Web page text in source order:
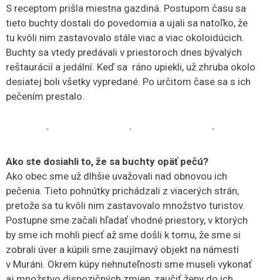
S receptom prišla miestna gazdiná. Postupom času sa
tieto buchty dostali do povedomia a ujali sa natoľko, že
tu kvôli nim zastavovalo stále viac a viac okoloidúcich.
Buchty sa vtedy predávali v priestoroch dnes bývalých
reštaurácií a jedální. Keď sa ráno upiekli, už zhruba okolo
desiatej boli všetky vypredané. Po určitom čase sa s ich
pečením prestalo.
Ako ste dosiahli to, že sa buchty opäť pečú?
Ako obec sme už dlhšie uvažovali nad obnovou ich
pečenia. Tieto pohnútky prichádzali z viacerých strán,
pretože sa tu kvôli nim zastavovalo množstvo turistov.
Postupne sme začali hľadať vhodné priestory, v ktorých
by sme ich mohli piecť až sme došli k tomu, že sme si
zobrali úver a kúpili sme zaujímavý objekt na námestí
v Muráni. Okrem kúpy nehnuteľnosti sme museli vykonať